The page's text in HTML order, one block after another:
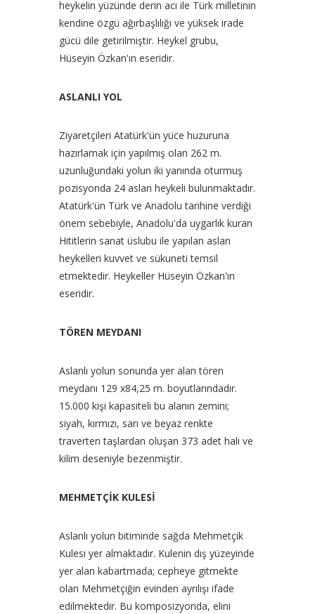
heykelin yüzünde derin acı ile Türk milletinin
kendine özgü ağırbaşlılığı ve yüksek irade
gücü dile getirilmiştir. Heykel grubu,
Hüseyin Özkan'ın eseridir.
ASLANLI YOL
Ziyaretçileri Atatürk'ün yüce huzuruna
hazırlamak için yapılmış olan 262 m.
uzunluğundaki yolun iki yanında oturmuş
pozisyonda 24 aslan heykeli bulunmaktadır.
Atatürk'ün Türk ve Anadolu tarihine verdiği
önem sebebiyle, Anadolu'da uygarlık kuran
Hititlerin sanat üslubu ile yapılan aslan
heykelleri kuvvet ve sükuneti temsil
etmektedir. Heykeller Hüseyin Özkan'ın
eseridir.
TÖREN MEYDANI
Aslanlı yolun sonunda yer alan tören
meydanı 129 x84,25 m. boyutlarındadır.
15.000 kişi kapasiteli bu alanın zemini;
siyah, kırmızı, sarı ve beyaz renkte
traverten taşlardan oluşan 373 adet halı ve
kilim deseniyle bezenmiştir.
MEHMETÇİK KULESİ
Aslanlı yolun bitiminde sağda Mehmetçik
Kulesi yer almaktadır. Kulenin dış yüzeyinde
yer alan kabartmada; cepheye gitmekte
olan Mehmetçiğin evinden ayrılışı ifade
edilmektedir. Bu komposizyonda, elini